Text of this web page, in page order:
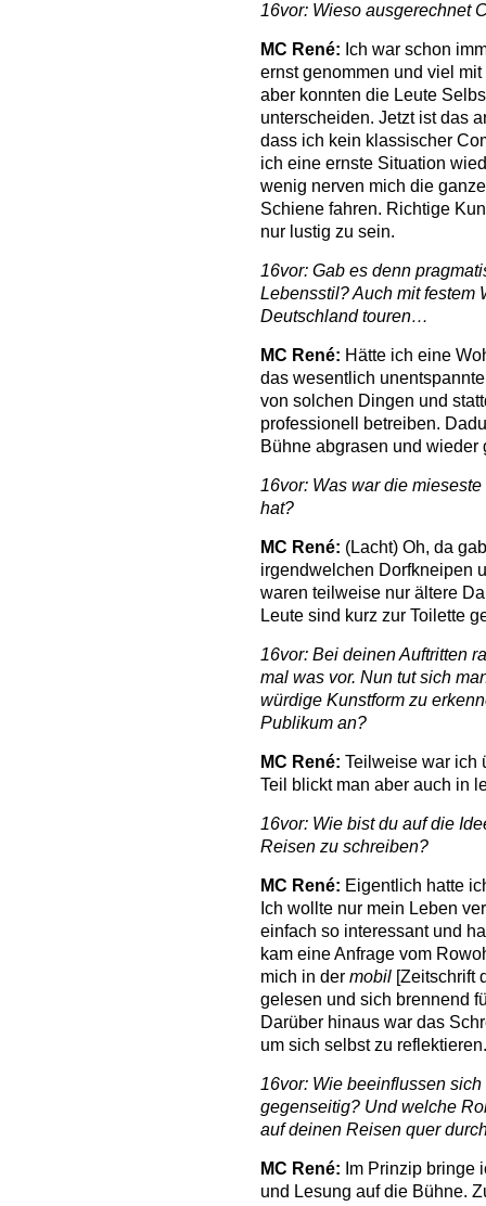
16vor: Wieso ausgerechnet
MC René: Ich war schon
ernst genommen und viel
aber konnten die Leute
unterscheiden. Jetzt ist das
dass ich kein klassischer
ich eine ernste Situation
wenig nerven mich die
Schiene fahren. Richtige
nur lustig zu sein.
16vor: Gab es denn
Lebensstil? Auch mit festem
Deutschland touren…
MC René: Hätte ich eine
das wesentlich
von solchen Dingen und
professionell betreiben.
Bühne abgrasen und wieder
16vor: Was war die
hat?
MC René: (Lacht) Oh, da
irgendwelchen Dorfkneipen
waren teilweise nur ältere
Leute sind kurz zur Toilette
16vor: Bei deinen Auftritten
mal was vor. Nun tut sich
würdige Kunstform zu
Publikum an?
MC René: Teilweise war ich
Teil blickt man aber auch in
16vor: Wie bist du auf die
Reisen zu schreiben?
MC René: Eigentlich hatte
Ich wollte nur mein Leben
einfach so interessant und
kam eine Anfrage vom
mich in der mobil [Zeitschrift
gelesen und sich brennend
Darüber hinaus war das
um sich selbst zu reflektieren.
16vor: Wie beeinflussen sich
gegenseitig? Und welche
auf deinen Reisen quer
MC René: Im Prinzip bringe
und Lesung auf die Bühne.